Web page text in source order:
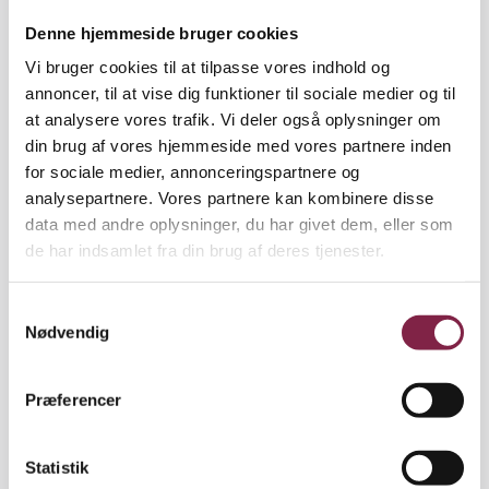
Denne hjemmeside bruger cookies
Vi bruger cookies til at tilpasse vores indhold og
annoncer, til at vise dig funktioner til sociale medier og til
at analysere vores trafik. Vi deler også oplysninger om
din brug af vores hjemmeside med vores partnere inden
for sociale medier, annonceringspartnere og
analysepartnere. Vores partnere kan kombinere disse
data med andre oplysninger, du har givet dem, eller som
de har indsamlet fra din brug af deres tjenester.
Nødvendig
Præferencer
Statistik
Besøg giver tryghed. Jette Juul har et tæt
Springbrættet kommer på besøg en gang om ugen
fra april, så de lærer stedet at kende. Hun oplever, at
det giver en stor tryghed for børnene, at de ved,
hvordan der ser ud, og hvor toilettet er. Så skal de
ikke bruge kræfter på det, når de starter i skole.
»Børnene kender læreren på forhånd, og det
betyder meget, for det er jo en stor ny verden, de
skal op i,« siger Jette Juul.
Den tætte relation til skolen betyder også, at
pædagogernes erfaringer i forhold til det enkelte
»Vi snakker sammen om børnene, og lærerne kan